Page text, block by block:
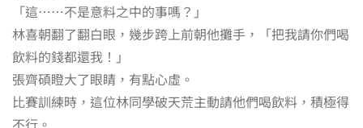
「這……不是意料之中的事嗎？」
林喜朝翻了翻白眼，幾步跨上前朝他攤手，「把我請你們喝
飲料的錢都還我！」
張齊碩瞪大了眼睛，有點心虛。
比賽訓練時，這位林同學破天荒主動請他們喝飲料，積極得
不行。